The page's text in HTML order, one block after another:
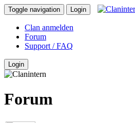
Toggle navigation Login
Clan anmelden
Forum
Support / FAQ
Login
Forum